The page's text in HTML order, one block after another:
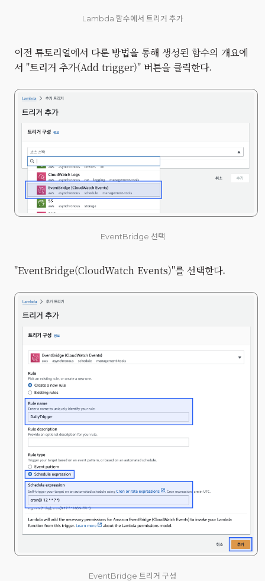
Lambda 함수에서 트리거 추가
이전 튜토리얼에서 다룬 방법을 통해 생성된 함수의 개요에
서 "트리거 추가(Add trigger)" 버튼을 클릭한다.
EventBridge 선택
"EventBridge(CloudWatch Events)"를 선택한다.
EventBridge 트리거 구성